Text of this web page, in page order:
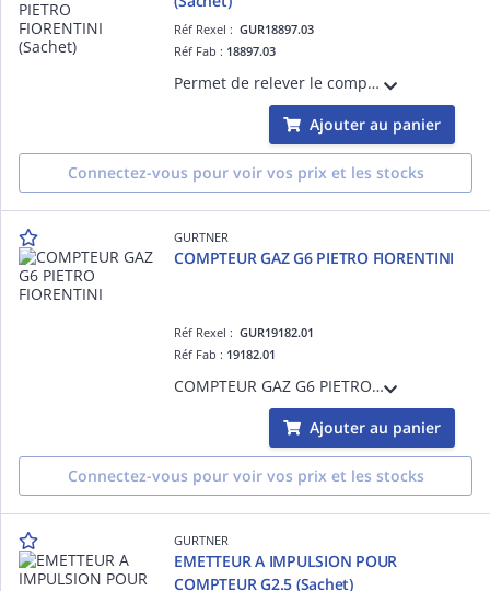
Réf Rexel :GUR18897.03
Réf Fab : 18897.03
Permet de relever le compteur à distance
Ajouter au panier
Connectez-vous pour voir vos prix et les stocks
GURTNER
COMPTEUR GAZ G6 PIETRO FIORENTINI
Réf Rexel :GUR19182.01
Réf Fab : 19182.01
COMPTEUR GAZ G6 PIETRO FIORENTINI
Ajouter au panier
Connectez-vous pour voir vos prix et les stocks
GURTNER
EMETTEUR A IMPULSION POUR
COMPTEUR G2.5 (Sachet)